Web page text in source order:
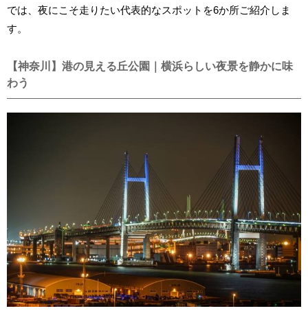
では、夜にこそ走りたい代表的なスポットを6か所ご紹介しま
す。
【神奈川】港の見える丘公園｜横浜らしい夜景を静かに味
わう